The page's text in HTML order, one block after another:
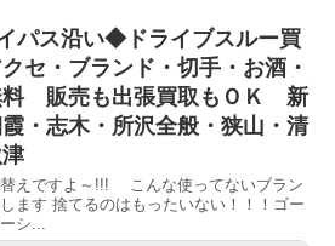
パス沿い◆ドライブスルー買
セ・ブランド・切手・お酒・
料 販売も出張買取もＯＫ 新
・志木・所沢全般・狭山・清
えですよ～!!! こんな使ってないブラン
ます 捨てるのはもったいない！！！ゴー
シ...